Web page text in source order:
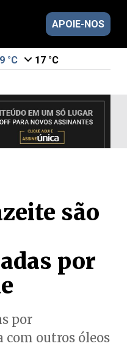
APOIE-NOS
°C 17 °C
são
por
por
com outros óleos